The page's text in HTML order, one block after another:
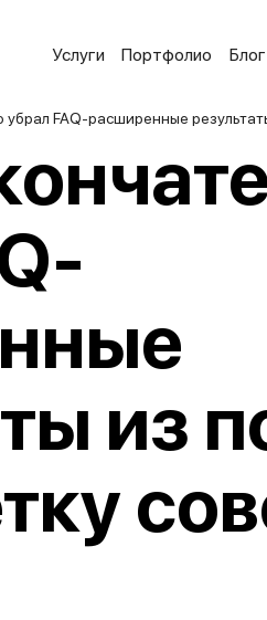
Услуги Портфолио Блог
убрал FAQ-расширенные
из